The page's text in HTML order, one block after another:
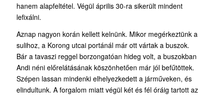
hanem alapfeltétel. Végül április 30-ra sikerült mindent
lefixálni.
Aznap nagyon korán kellett kelnünk. Mikor megérkeztünk a
sulihoz, a Korong utcai portánál már ott vártak a buszok.
Bár a tavaszi reggel borzongatóan hideg volt, a buszokban
Andi néni előrelátásának köszönhetően már jól befűtöttek.
Szépen lassan mindenki elhelyezkedett a járműveken, és
elindultunk. A forgalom miatt végül két és fél óráig tartott az